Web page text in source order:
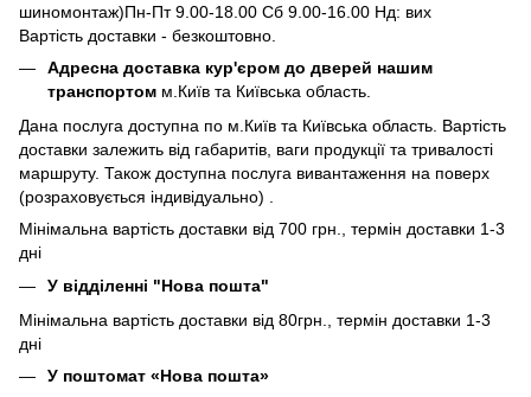
шиномонтаж)Пн-Пт 9.00-18.00 Сб 9.00-16.00 Нд: вих
Вартість доставки - безкоштовно.
Адресна доставка кур'єром до дверей нашим
транспортом м.Київ та Київська область.
Дана послуга доступна по м.Київ та Київська область. Вартість
доставки залежить від габаритів, ваги продукції та тривалості
маршруту. Також доступна послуга вивантаження на поверх
(розраховується індивідуально) .
Мінімальна вартість доставки від 700 грн., термін доставки 1-3
дні
У відділенні "Нова пошта"
Мінімальна вартість доставки від 80грн., термін доставки 1-3
дні
У поштомат «Нова пошта»